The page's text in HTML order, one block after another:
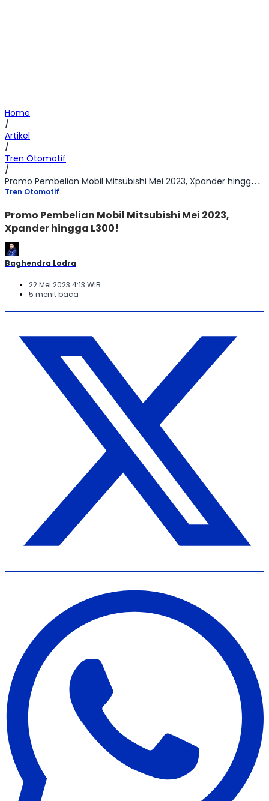
Home
/
Artikel
/
Tren Otomotif
/
Promo Pembelian Mobil Mitsubishi Mei 2023, Xpander hingga L300!
Tren Otomotif
Promo Pembelian Mobil Mitsubishi Mei 2023,
Xpander hingga L300!
Baghendra Lodra
22 Mei 2023 4:13 WIB
5 menit baca